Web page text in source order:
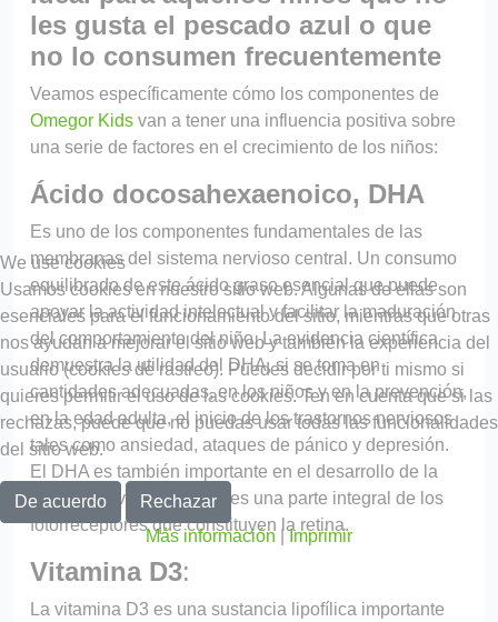
les gusta el pescado azul o que
no lo consumen frecuentemente
Veamos específicamente cómo los componentes de
Omegor Kids van a tener una influencia positiva sobre
una serie de factores en el crecimiento de los niños:
Ácido docosahexaenoico, DHA
Es uno de los componentes fundamentales de las
membranas del sistema nervioso central. Un consumo
equilibrado de este ácido graso esencial que puede
apoyar la actividad intelectual y facilitar la maduración
del comportamiento del niño. La evidencia científica
demuestra la utilidad del DHA, si se toma en
cantidades adecuadas, en los niños y en la prevención,
en la edad adulta, el inicio de los trastornos nerviosos
tales como ansiedad, ataques de pánico y depresión.
El DHA es también importante en el desarrollo de la
capacidad visual, ya que es una parte integral de los
fotorreceptores que constituyen la retina.
Vitamina D3:
La vitamina D3 es una sustancia lipofílica importante
We use cookies
Usamos cookies en nuestro sitio web. Algunas de ellas son
esenciales para el funcionamiento del sitio, mientras que otras
nos ayudan a mejorar el sitio web y también la experiencia del
usuario (cookies de rastreo). Puedes decidir por ti mismo si
quieres permitir el uso de las cookies. Ten en cuenta que si las
rechazas, puede que no puedas usar todas las funcionalidades
del sitio web.
De acuerdo
Rechazar
Más información |Imprimir